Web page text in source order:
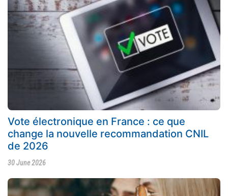
Vote électronique en France : ce que
change la nouvelle recommandation CNIL
de 2026
30 June 2026